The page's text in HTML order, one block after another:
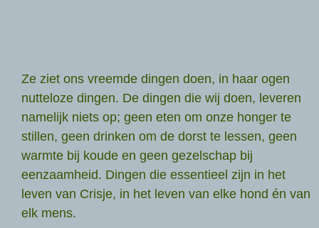
Ze ziet ons vreemde dingen doen, in haar ogen
nutteloze dingen. De dingen die wij doen, leveren
namelijk niets op; geen eten om onze honger te
stillen, geen drinken om de dorst te lessen, geen
warmte bij koude en geen gezelschap bij
eenzaamheid. Dingen die essentieel zijn in het
leven van Crisje, in het leven van elke hond én van
elk mens.